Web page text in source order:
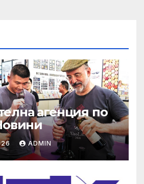
агенция по
ADMIN